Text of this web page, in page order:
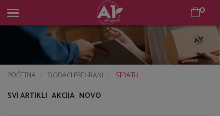
0
POČETNA DODACI PREHRANI STRATH
SVI ARTIKLI AKCIJA NOVO